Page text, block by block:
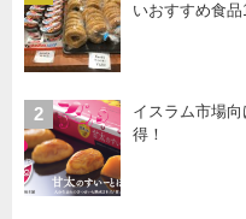
いおすすめ食
2
イスラム市場
得！